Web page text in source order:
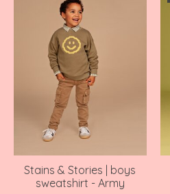
Stains & Stories | boys
sweatshirt - Army